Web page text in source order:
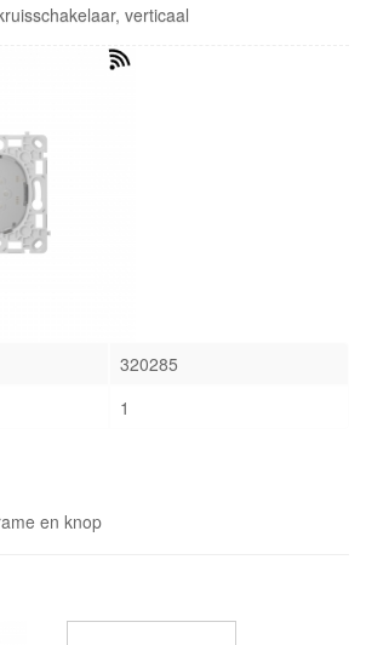
verticaal
320285
1
en knop